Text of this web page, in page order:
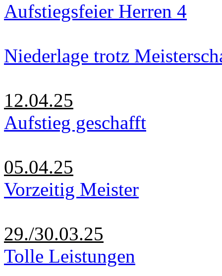
Aufstiegsfeier Herren 4
Niederlage trotz
12.04.25
Aufstieg geschafft
05.04.25
Vorzeitig Meister
29./30.03.25
Tolle Leistungen